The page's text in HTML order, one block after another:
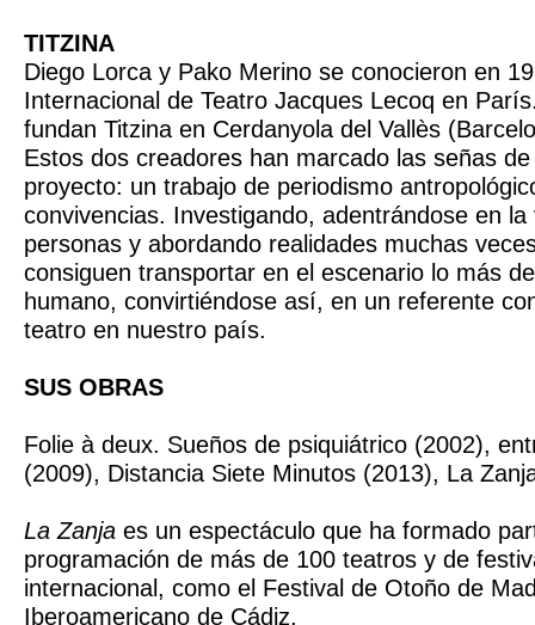
TITZINA
Diego Lorca y Pako Merino se conocieron en
Internacional de Teatro Jacques Lecoq en
fundan Titzina en Cerdanyola del Vallès
Estos dos creadores han marcado las señas
proyecto: un trabajo de periodismo
convivencias. Investigando, adentrándose en
personas y abordando realidades muchas
consiguen transportar en el escenario lo más
humano, convirtiéndose así, en un referente
teatro en nuestro país.
SUS OBRAS
Folie à deux. Sueños de psiquiátrico (2002),
(2009), Distancia Siete Minutos (2013), La
La Zanja es un espectáculo que ha formado
programación de más de 100 teatros y de
internacional, como el Festival de Otoño de
Iberoamericano de Cádiz.